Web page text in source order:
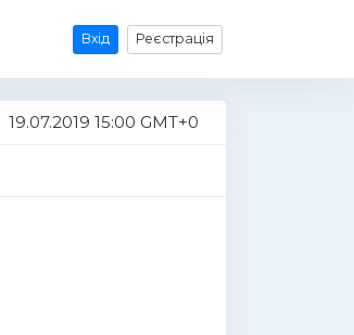
Вхід Реєстрація
19.07.2019 15:00 GMT+0